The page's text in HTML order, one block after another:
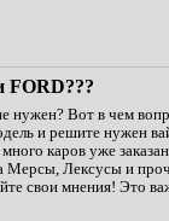
FORD???
нужен? Вот в чем
и решите нужен
каров уже
Мерсы, Лексусы и
свои мнения! Это